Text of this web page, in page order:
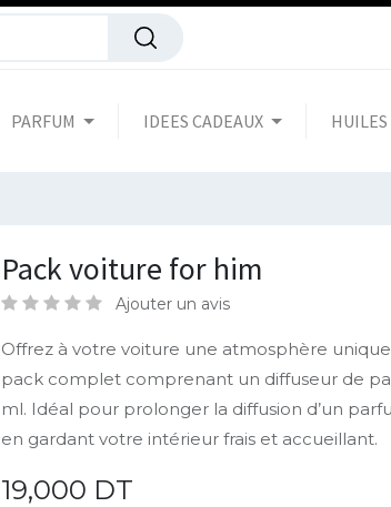
PARFUM IDEES CADEAUX HUILES
Pack voiture for him
Ajouter un avis
Offrez à votre voiture une atmosphère
pack complet comprenant un diffuseur de
ml. Idéal pour prolonger la diffusion d’un
en gardant votre intérieur frais et accueillant.
19,000 DT